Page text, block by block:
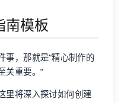
南模板
事，那就是“精心制作的
关重要。”
里将深入探讨如何创建